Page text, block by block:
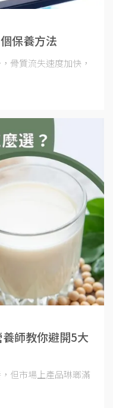
保養方法
骨質流失速度加快，
師教你避開5大
但市場上產品琳瑯滿